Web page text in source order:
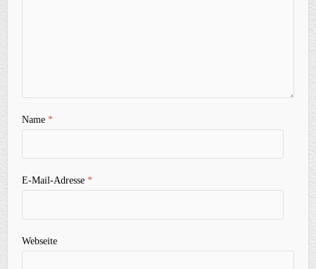
Name*
E-Mail-Adresse*
Webseite